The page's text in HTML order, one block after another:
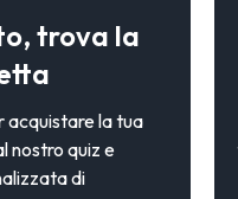
trova la
acquistare la tua
nostro quiz e
di